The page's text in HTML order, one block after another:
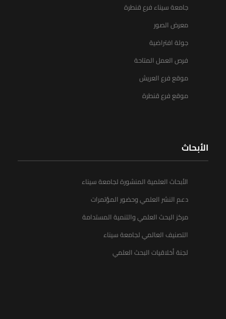
جامعة سيناء فرع قنطرة
معرض الصور
جولة افتراضية
فرص العمل المتاحة
موقع فرع العريش
موقع فرع قنطرة
الأبحاث
الأبحاث العلمية المنشورة لجامعة سيناء
دعم النشر العلمي وحضور المؤتمرات
مركز البحث العلمي والتنمية المستدامة
التصنيف العالمي لجامعة سيناء
لجنة أخلاقيات البحث العلمي